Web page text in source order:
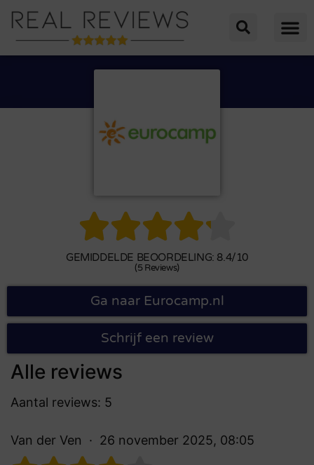

GEMIDDELDE BEOORDELING: 8.4/10
(5 Reviews)
Ga naar Eurocamp.nl
Schrijf een review
Alle reviews
Aantal reviews: 5
Van der Ven 26 november 2025, 08:05